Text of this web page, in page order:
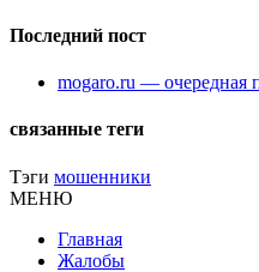
Последний пост
mogaro.ru — очередная
связанные теги
Тэги мошенники
МЕНЮ
Главная
Жалобы